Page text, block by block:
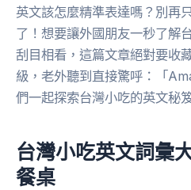
英文該怎麼精準表達嗎？別再
了！想要讓外國朋友一秒了解
刮目相看，這篇文章絕對要收
級，老外聽到直接驚呼：「
們一起探索台灣小吃的英文秘
台灣小吃英文詞彙
餐桌